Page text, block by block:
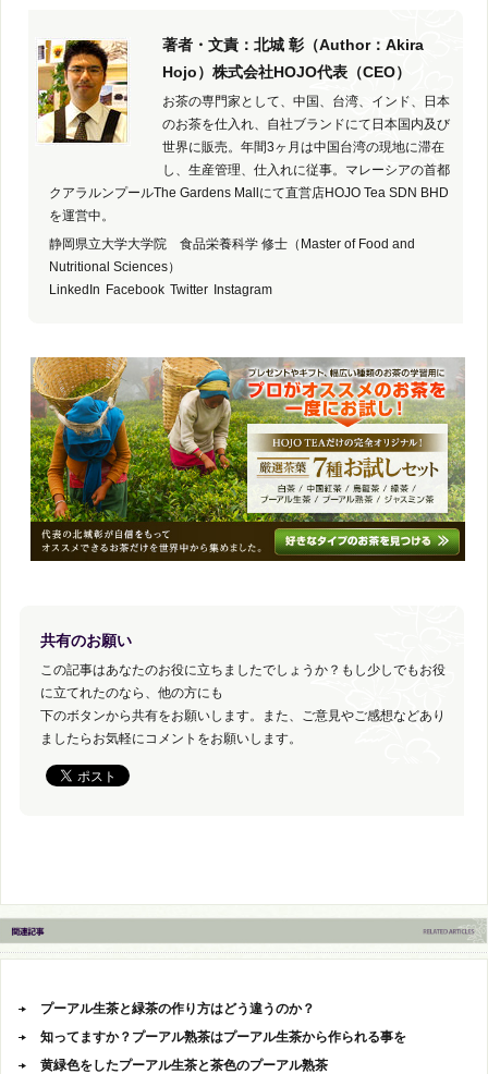
著者・文責：北城 彰（Author：Akira
Hojo）株式会社HOJO代表（CEO）
お茶の専門家として、中国、台湾、インド、日本
のお茶を仕入れ、自社ブランドにて日本国内及び
世界に販売。年間3ヶ月は中国台湾の現地に滞在
し、生産管理、仕入れに従事。マレーシアの首都
クアラルンプールThe Gardens Mallにて直営店HOJO Tea SDN BHD
を運営中。
静岡県立大学大学院 食品栄養科学 修士（Master of Food and
Nutritional Sciences）
LinkedIn Facebook Twitter Instagram
共有のお願い
この記事はあなたのお役に立ちましたでしょうか？もし少しでもお役
に立てれたのなら、他の方にも
下のボタンから共有をお願いします。また、ご意見やご感想などあり
ましたらお気軽にコメントをお願いします。
プーアル生茶と緑茶の作り方はどう違うのか？
知ってますか？プーアル熟茶はプーアル生茶から作られる事を
黄緑色をしたプーアル生茶と茶色のプーアル熟茶